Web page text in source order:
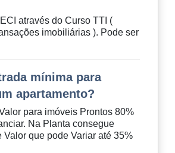
através do Curso TTI (
imobiliárias ). Pode ser
mínima para
apartamento?
para imóveis Prontos 80%
Na Planta consegue
Valor que pode Variar até 35%